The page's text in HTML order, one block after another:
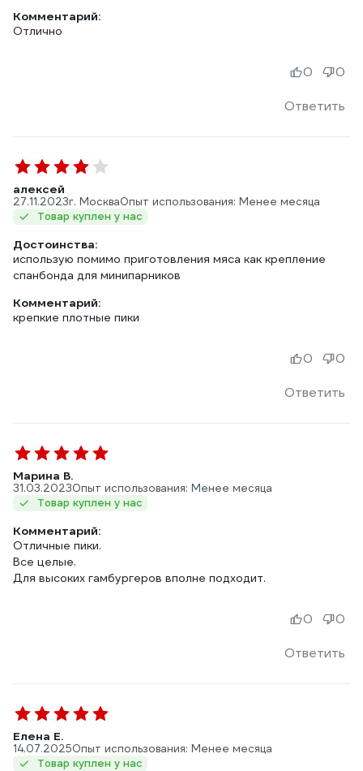
Комментарий:
Отлично
Ответить
0 0
алексей
27.11.2023г. МоскваОпыт использования: Менее месяца
Товар куплен у нас
Достоинства:
использую помимо приготовления мяса как крепление
спанбонда для минипарников
Комментарий:
крепкие плотные пики
Ответить
0 0
Марина В.
31.03.2023Опыт использования: Менее месяца
Товар куплен у нас
Комментарий:
Отличные пики.
Все целые.
Ответить
0 0
Елена Е.
14.07.2025Опыт использования: Менее месяца
Товар куплен у нас